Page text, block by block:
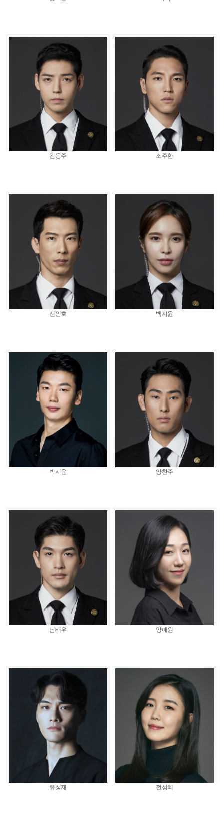
김응주 조주한
선인호 백지윤
박시윤 양찬주
남태우 양예원
유성재 전성혜